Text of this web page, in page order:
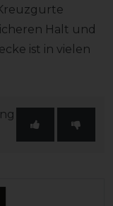
Halt und
ist in vielen